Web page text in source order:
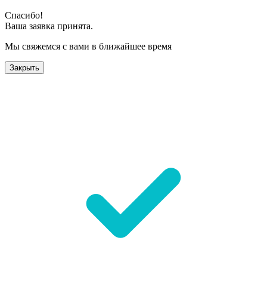
Спасибо!
Ваша заявка принята.
Мы свяжемся с вами в ближайшее время
Закрыть